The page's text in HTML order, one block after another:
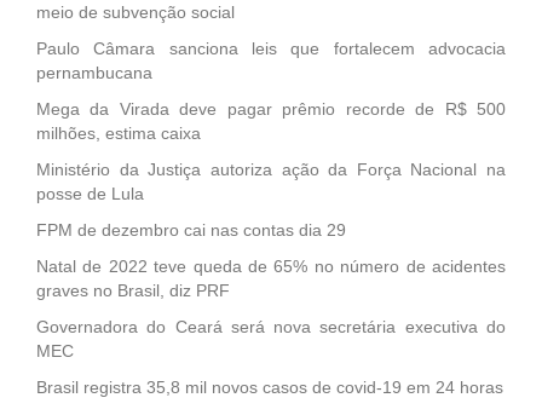
meio de subvenção social
Paulo Câmara sanciona leis que fortalecem advocacia
pernambucana
Mega da Virada deve pagar prêmio recorde de R$ 500
milhões, estima caixa
Ministério da Justiça autoriza ação da Força Nacional na
posse de Lula
FPM de dezembro cai nas contas dia 29
Natal de 2022 teve queda de 65% no número de acidentes
graves no Brasil, diz PRF
Governadora do Ceará será nova secretária executiva do
MEC
Brasil registra 35,8 mil novos casos de covid-19 em 24 horas